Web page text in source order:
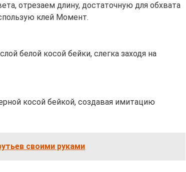
отрезаем длину, достаточную для обхвата
клей Момент.
белой косой бейки, слегка заходя на
косой бейкой, создавая имитацию
своими руками